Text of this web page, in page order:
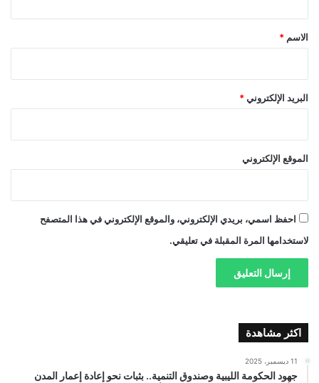
*
الاسم *
البريد الإلكتروني *
الموقع الإلكتروني
احفظ اسمي، بريدي الإلكتروني، والموقع الإلكتروني في هذا المتصفح
لاستخدامها المرة المقبلة في تعليقي.
اكثر مشاهدة
11 ديسمبر، 2025
جهود الحكومة الليبية وصندوق التنمية.. بثبات نحو إعادة إعمار المدن